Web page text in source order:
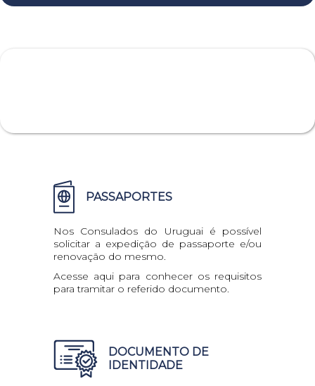
PASSAPORTES
Nos Consulados do Uruguai é possível
solicitar a expedição de passaporte e/ou
renovação do mesmo.
Acesse aqui para conhecer os requisitos
para tramitar o referido documento.
DOCUMENTO DE
IDENTIDADE